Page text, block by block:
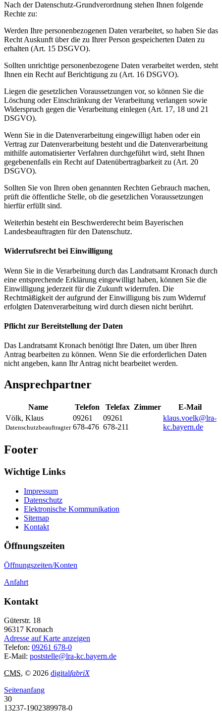
Nach der Datenschutz-Grundverordnung stehen Ihnen folgende
Rechte zu:
Werden Ihre personenbezogenen Daten verarbeitet, so haben Sie das
Recht Auskunft über die zu Ihrer Person gespeicherten Daten zu
erhalten (Art. 15 DSGVO).
Sollten unrichtige personenbezogene Daten verarbeitet werden, steht
Ihnen ein Recht auf Berichtigung zu (Art. 16 DSGVO).
Liegen die gesetzlichen Voraussetzungen vor, so können Sie die
Löschung oder Einschränkung der Verarbeitung verlangen sowie
Widerspruch gegen die Verarbeitung einlegen (Art. 17, 18 und 21
DSGVO).
Wenn Sie in die Datenverarbeitung eingewilligt haben oder ein
Vertrag zur Datenverarbeitung besteht und die Datenverarbeitung
mithilfe automatisierter Verfahren durchgeführt wird, steht Ihnen
gegebenenfalls ein Recht auf Datenübertragbarkeit zu (Art. 20
DSGVO).
Sollten Sie von Ihren oben genannten Rechten Gebrauch machen,
prüft die öffentliche Stelle, ob die gesetzlichen Voraussetzungen
hierfür erfüllt sind.
Weiterhin besteht ein Beschwerderecht beim Bayerischen
Landesbeauftragten für den Datenschutz.
Widerrufsrecht bei Einwilligung
Wenn Sie in die Verarbeitung durch das Landratsamt Kronach durch
eine entsprechende Erklärung eingewilligt haben, können Sie die
Einwilligung jederzeit für die Zukunft widerrufen. Die
Rechtmäßigkeit der aufgrund der Einwilligung bis zum Widerruf
erfolgten Datenverarbeitung wird durch diesen nicht berührt.
Pflicht zur Bereitstellung der Daten
Das Landratsamt Kronach benötigt Ihre Daten, um über Ihren
Antrag bearbeiten zu können. Wenn Sie die erforderlichen Daten
nicht angeben, kann Ihr Antrag nicht bearbeitet werden.
Ansprechpartner
Name Telefon Telefax Zimmer
E-Mail
Völk, Klaus
Datenschutzbeauftragter
09261
678-476
09261
678-211
klaus.voelk@lra-
kc.bayern.de
Footer
Wichtige Links
Impressum
Datenschutz
Elektronische Kommunikation
Sitemap
Kontakt
Öffnungszeiten
Öffnungszeiten/Konten
Anfahrt
Kontakt
Güterstr. 18
96317 Kronach
Adresse auf Karte anzeigen
Telefon: 09261 678-0
E-Mail: poststelle@lra-kc.bayern.de
CMS, © 2026 digitalfabriX
Seitenanfang
30
13237-1902389978-0